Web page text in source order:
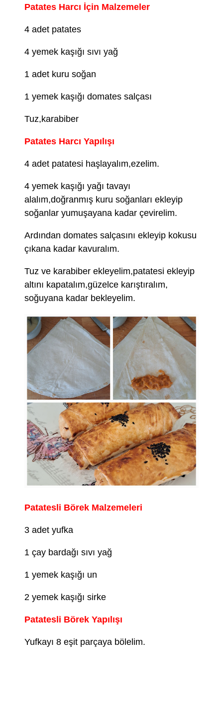
Patates Harcı İçin Malzemeler
4 adet patates
4 yemek kaşığı sıvı yağ
1 adet kuru soğan
1 yemek kaşığı domates salçası
Tuz,karabiber
Patates Harcı Yapılışı
4 adet patatesi haşlayalım,ezelim.
4 yemek kaşığı yağı tavayı
alalım,doğranmış kuru soğanları ekleyip
soğanlar yumuşayana kadar çevirelim.
Ardından domates salçasını ekleyip kokusu
çıkana kadar kavuralım.
Tuz ve karabiber ekleyelim,patatesi ekleyip
altını kapatalım,güzelce karıştıralım,
soğuyana kadar bekleyelim.
Patatesli Börek Malzemeleri
3 adet yufka
1 çay bardağı sıvı yağ
1 yemek kaşığı un
2 yemek kaşığı sirke
Patatesli Börek Yapılışı
Yufkayı 8 eşit parçaya bölelim.